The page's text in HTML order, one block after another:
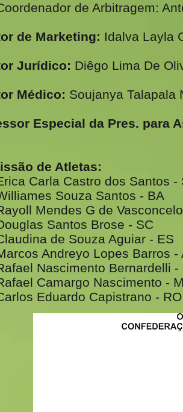
de Arbitragem:
de Marketing: Idalva Layla
Jurídico: Diêgo Lima De
Médico: Soujanya Talapala
Especial da Pres. para
de Atletas:
Carla Castro dos Santos -
Souza Santos - BA
Mendes G de
Santos Brose - SC
de Souza Aguiar - ES
Andreyo Lopes Barros -
Nascimento Bernardelli -
Camargo Nascimento -
Eduardo Capistrano - RO